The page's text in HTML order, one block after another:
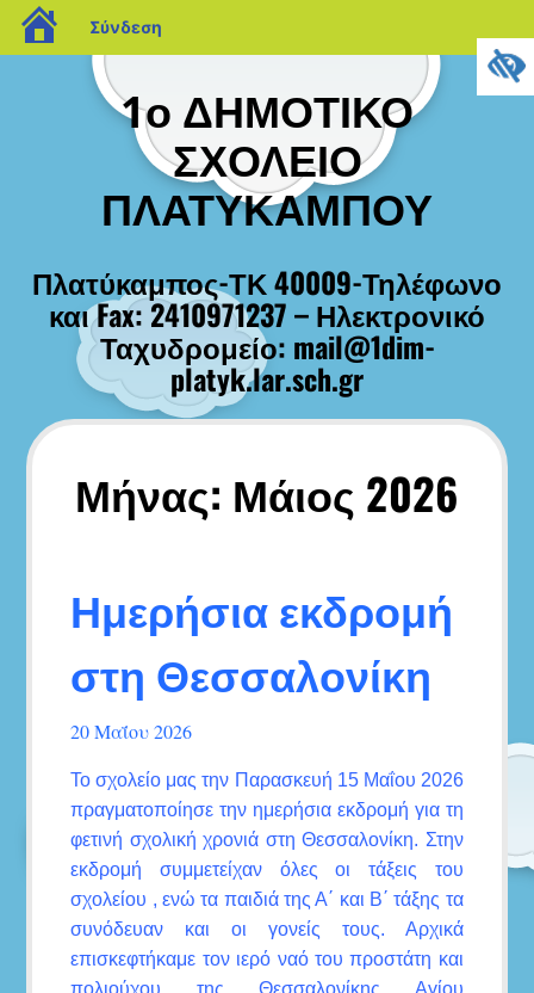
blogs.sch.gr
Σύνδεση
1ο ΔΗΜΟΤΙΚΟ
ΣΧΟΛΕΙΟ
ΠΛΑΤΥΚΑΜΠΟΥ
Πλατύκαμπος-ΤΚ 40009-Τηλέφωνο
και Fax: 2410971237 – Ηλεκτρονικό
Ταχυδρομείο: mail@1dim-
platyk.lar.sch.gr
Μήνας: Μάιος 2026
Ημερήσια εκδρομή
στη Θεσσαλονίκη
20 Μαΐου 2026
Το σχολείο μας την Παρασκευή 15 Μαΐου 2026
πραγματοποίησε την ημερήσια εκδρομή για τη
φετινή σχολική χρονιά στη Θεσσαλονίκη. Στην
εκδρομή συμμετείχαν όλες οι τάξεις του
σχολείου , ενώ τα παιδιά της Α΄ και Β΄ τάξης τα
συνόδευαν και οι γονείς τους. Αρχικά
επισκεφτήκαμε τον ιερό ναό του προστάτη και
πολιούχου της Θεσσαλονίκης Αγίου